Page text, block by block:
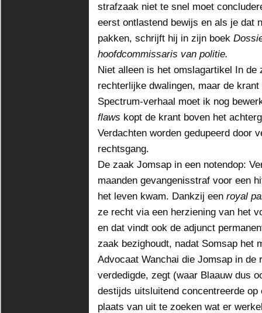
strafzaak niet te snel moet
eerst ontlastend bewijs en als je dat
pakken, schrijft hij in zijn boek
hoofdcommissaris van politie.
Niet alleen is het omslagartikel In de
rechterlijke dwalingen, maar de
Spectrum-verhaal moet ik nog
flaws kopt de krant boven het
Verdachten worden gedupeerd door
rechtsgang.
De zaak Jomsap in een notendop:
maanden gevangenisstraf voor een
het leven kwam. Dankzij een royal
ze recht via een herziening van het
en dat vindt ook de adjunct
zaak bezighoudt, nadat Somsap het
Advocaat Wanchai die Jomsap in de
verdedigde, zegt (waar Blaauw dus
destijds uitsluitend concentreerde
plaats van uit te zoeken wat er